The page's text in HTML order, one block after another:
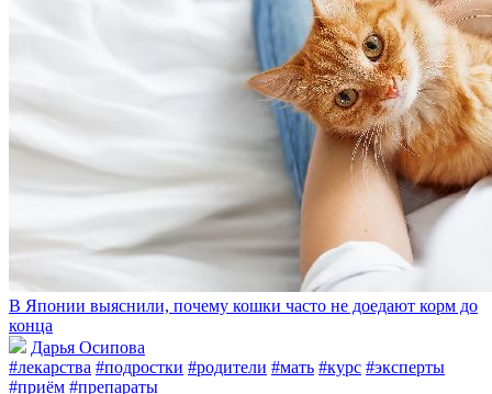
В Японии выяснили, почему кошки часто не доедают корм до
конца
Дарья Осипова
#лекарства #подростки #родители #мать #курс #эксперты
#приём #препараты